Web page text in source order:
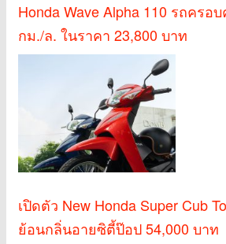
Honda Wave Alpha 110 รถครอ
กม./ล. ในราคา 23,800 บาท
เปิดตัว New Honda Super Cub
ย้อนกลิ่นอายซิตี้ป๊อป 54,000 บาท